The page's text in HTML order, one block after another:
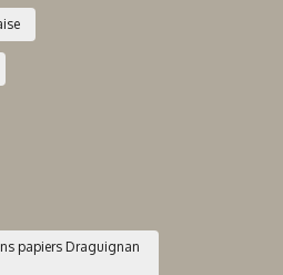
papiers Draguignan